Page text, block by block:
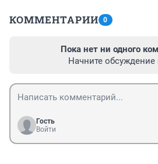
КОММЕНТАРИИ 0
Пока нет ни одного
Начните
Гость
Войти